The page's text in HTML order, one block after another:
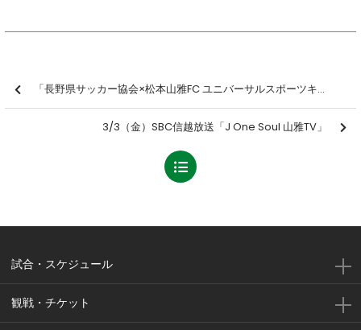
「長野県サッカー協会×松本山雅FC ユニバーサルスポーツキャラバン「ブラインドサッカー体験会＆ごちゃまぜサッカー」に参加しました【報告】
3/3（金）SBC信越放送「J One Soul 山雅TV」
試合・スケジュール
観戦・チケット